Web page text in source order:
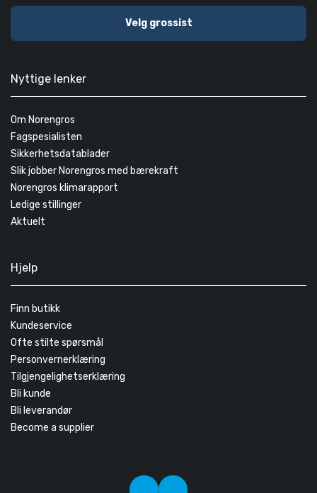
Velg grossist
Nyttige lenker
Om Norengros
Fagspesialisten
Sikkerhetsdatablader
Slik jobber Norengros med bærekraft
Norengros klimarapport
Ledige stillinger
Aktuelt
Hjelp
Finn butikk
Kundeservice
Ofte stilte spørsmål
Personvernerklæring
Tilgjengelighetserklæring
Bli kunde
Bli leverandør
Become a supplier